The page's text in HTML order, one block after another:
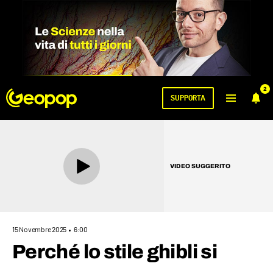
2
SUPPORTA
VIDEO SUGGERITO
15 Novembre 2025 6:00
Perché lo stile ghibli si